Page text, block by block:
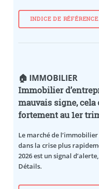
INDICE DE
🏠 IMMOBILIER
Immobilier
mauvais signe, cela
fortement au 1er
Le marché de
dans la crise plus
2026 est un signal
Détails.